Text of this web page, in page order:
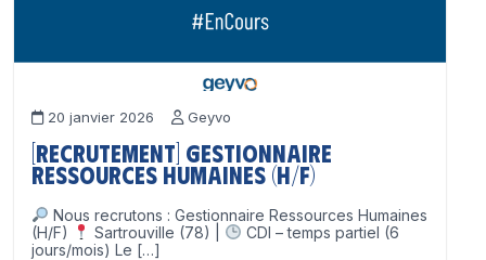
20 janvier 2026 Geyvo
[Recrutement] Gestionnaire
Ressources Humaines (H/F)
Nous recrutons : Gestionnaire Ressources Humaines
(H/F)
Sartrouville (78) |
CDI – temps partiel (6
jours/mois) Le […]